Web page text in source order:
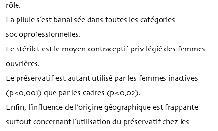
rôle.
La pilule s’est banalisée dans toutes les catégories
socioprofessionnelles.
Le stérilet est le moyen contraceptif privilégié des femmes
ouvrières.
Le préservatif est autant utilisé par les femmes inactives
(p<0,001) que par les cadres (p<0,02).
Enfin, l’influence de l’origine géographique est frappante
surtout concernant l’utilisation du préservatif chez les